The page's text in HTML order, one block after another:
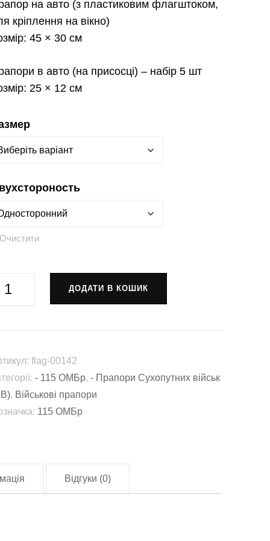
на авто (з пластиковим флагштоком,
кріплення на вікно)
45 × 30 см
в авто (на присосці) – набір 5 шт
25 × 12 см
Очистити
ДОДАТИ В КОШИК
flag-00142
- 115 ОМБр,- Прапори Сухопутних військ
, Військові прапори
115 ОМБр
Відгуки (0)